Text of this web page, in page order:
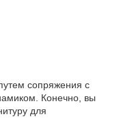
сопряжения с
Конечно, вы
для